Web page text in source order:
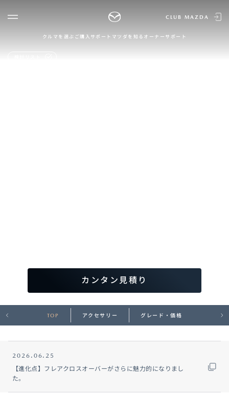
CLUB MAZDA
クルマを選ぶ ご購入サポート マツダを知る オーナーサポート
リコール情報
ニュースルーム
カンタン見積り
TOP アクセサリー グレード・価格
2026.06.25
【進化点】フレアクロスオーバーがさらに魅力的になりまし
た。